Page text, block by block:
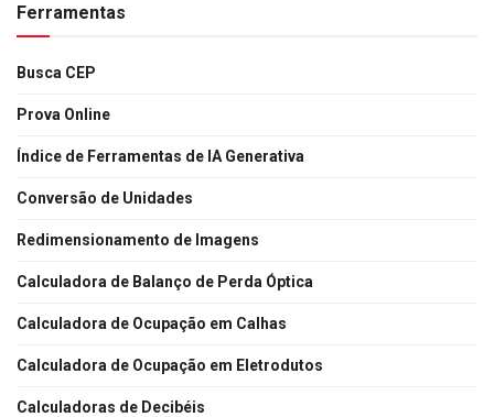
Ferramentas
Busca CEP
Prova Online
Índice de Ferramentas de IA Generativa
Conversão de Unidades
Redimensionamento de Imagens
Calculadora de Balanço de Perda Óptica
Calculadora de Ocupação em Calhas
Calculadora de Ocupação em Eletrodutos
Calculadoras de Decibéis